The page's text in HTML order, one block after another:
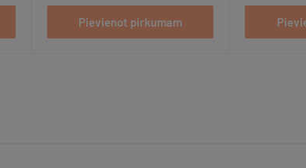
Pievienot pirkumam